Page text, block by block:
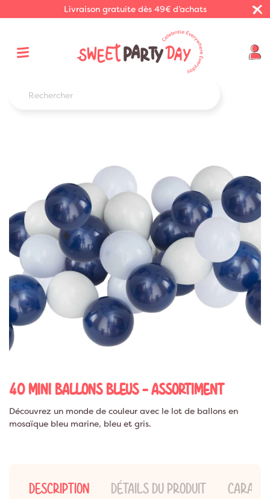
Livraison gratuite dès 49€ d’achats
40 MINI BALLONS BLEUS - ASSORTIMENT
Découvrez un monde de couleur avec le lot de ballons en
mosaïque bleu marine, bleu et gris.
DESCRIPTION DÉTAILS DU PRODUIT